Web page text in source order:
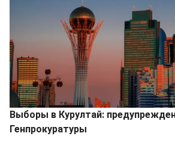
Выборы в Курултай:
Генпрокуратуры